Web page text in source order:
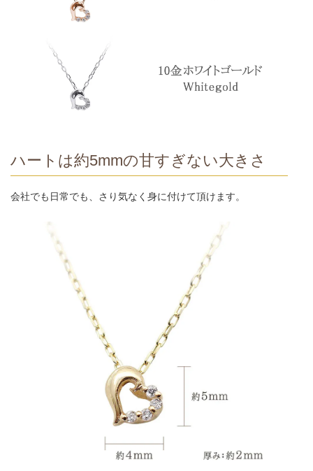
ハートは約5mmの甘すぎない大きさ
会社でも日常でも、さり気なく身に付けて頂けます。